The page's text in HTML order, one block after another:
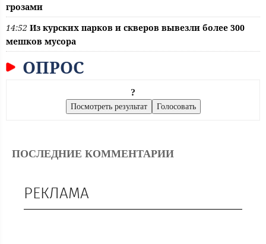
грозами
14:52 Из курских парков и скверов вывезли более 300
мешков мусора
ОПРОС
?
ПОСЛЕДНИЕ КОММЕНТАРИИ
РЕКЛАМА